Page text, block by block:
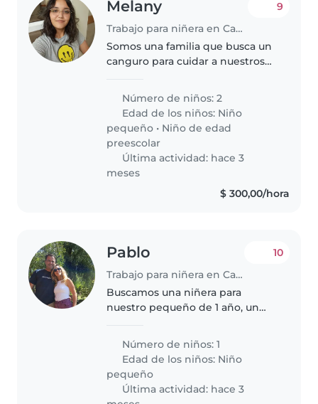
Melany
Trabajo para niñera en Canelones
9
Somos una familia que busca un
canguro para cuidar a nuestros
guardería y una niña en edad
preescolar. Nuestros hijos son
tranquilos, cariñosos y curiosos...
Número de niños: 2
Edad de los niños: Niño
pequeño • Niño de edad
preescolar
Última actividad: hace 3
meses
$ 300,00/hora
Pablo
Trabajo para niñera en Canelones
10
Buscamos una niñera para
nuestro pequeño de 1 año, un
inteligente y muy
independiente. Nos encantaría
que viniera a nuestra casa y
pasara tiempo con él. ¡Espero..
Número de niños: 1
Edad de los niños: Niño
pequeño
Última actividad: hace 3